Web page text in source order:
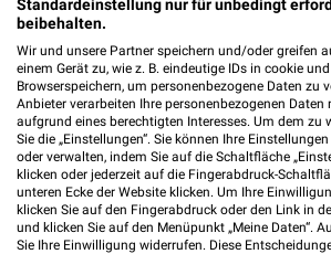
42,6 km
Küchen Preishits!
Gültig bis Fr. 21.08.
Angebote
Gültig bis
XXXLutz XXXLutz
Standardeinstellung nur für unbedingt
beibehalten.
Wir und unsere Partner speichern und/oder greifen
einem Gerät zu, wie z. B. eindeutige IDs in cookie
Browserspeichern, um personenbezogene Daten zu
Anbieter verarbeiten Ihre personenbezogenen Daten
aufgrund eines berechtigten Interesses. Um dem zu
Sie die „Einstellungen“. Sie können Ihre
oder verwalten, indem Sie auf die Schaltfläche
klicken oder jederzeit auf die Fingerabdruck-
unteren Ecke der Website klicken. Um Ihre
klicken Sie auf den Fingerabdruck oder den Link in
und klicken Sie auf den Menüpunkt „Meine Daten“.
Sie Ihre Einwilligung widerrufen. Diese